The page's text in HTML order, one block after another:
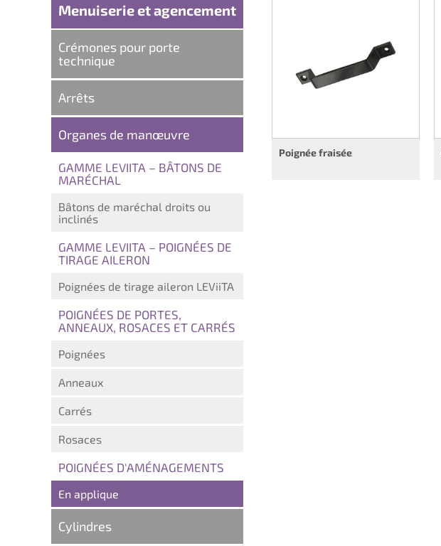
Menuiserie et agencement
Crémones pour porte
technique
Arrêts
Organes de manœuvre
GAMME LEVIITA – BÂTONS DE
MARÉCHAL
Bâtons de maréchal droits ou
inclinés
GAMME LEVIITA – POIGNÉES DE
TIRAGE AILERON
Poignées de tirage aileron LEViiTA
POIGNÉES DE PORTES,
ANNEAUX, ROSACES ET CARRÉS
Poignées
Anneaux
Carrés
Rosaces
POIGNÉES D'AMÉNAGEMENTS
En applique
Cylindres
Poignée fraisée